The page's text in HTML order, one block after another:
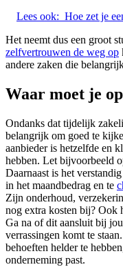
Lees ook: Hoe zet je
Het neemt dus een groot
zelfvertrouwen de weg op
andere zaken die
Waar moet je
Ondanks dat tijdelijk
belangrijk om goed te
aanbieder is hetzelfde en
hebben. Let bijvoorbeeld
Daarnaast is het
in het maandbedrag en te
Zijn onderhoud,
nog extra kosten bij? Ook
Ga na of dit aansluit bij
verrassingen komt te
behoeften helder te
onderneming past.